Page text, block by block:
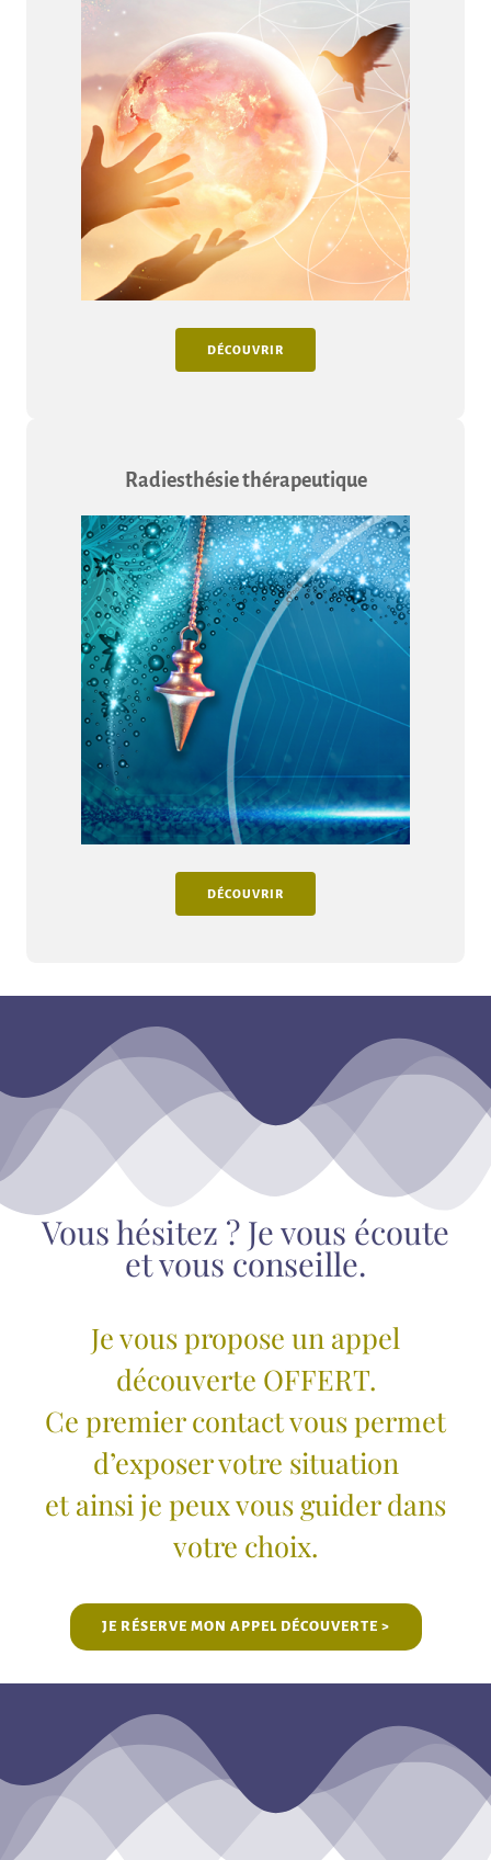
DÉCOUVRIR
Radiesthésie thérapeutique
DÉCOUVRIR
Vous hésitez ? Je vous écoute
et vous conseille.
Je vous propose un appel
découverte OFFERT.
Ce premier contact vous permet
d’exposer votre situation
et ainsi je peux vous guider dans
votre choix.
JE RÉSERVE MON APPEL DÉCOUVERTE >